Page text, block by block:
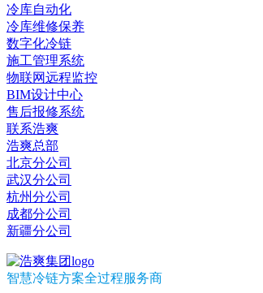
冷库自动化
冷库维修保养
数字化冷链
施工管理系统
物联网远程监控
BIM设计中心
售后报修系统
联系浩爽
浩爽总部
北京分公司
武汉分公司
杭州分公司
成都分公司
新疆分公司
智慧冷链方案全过程服务商